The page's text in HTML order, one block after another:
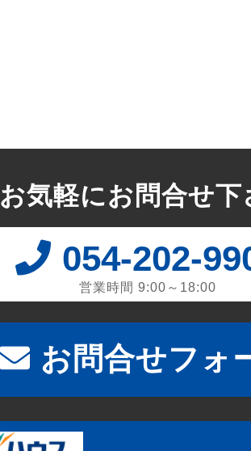
お気軽にお問合せ下
054-202-
営業時間 9:00～18:00
お問合せフォ